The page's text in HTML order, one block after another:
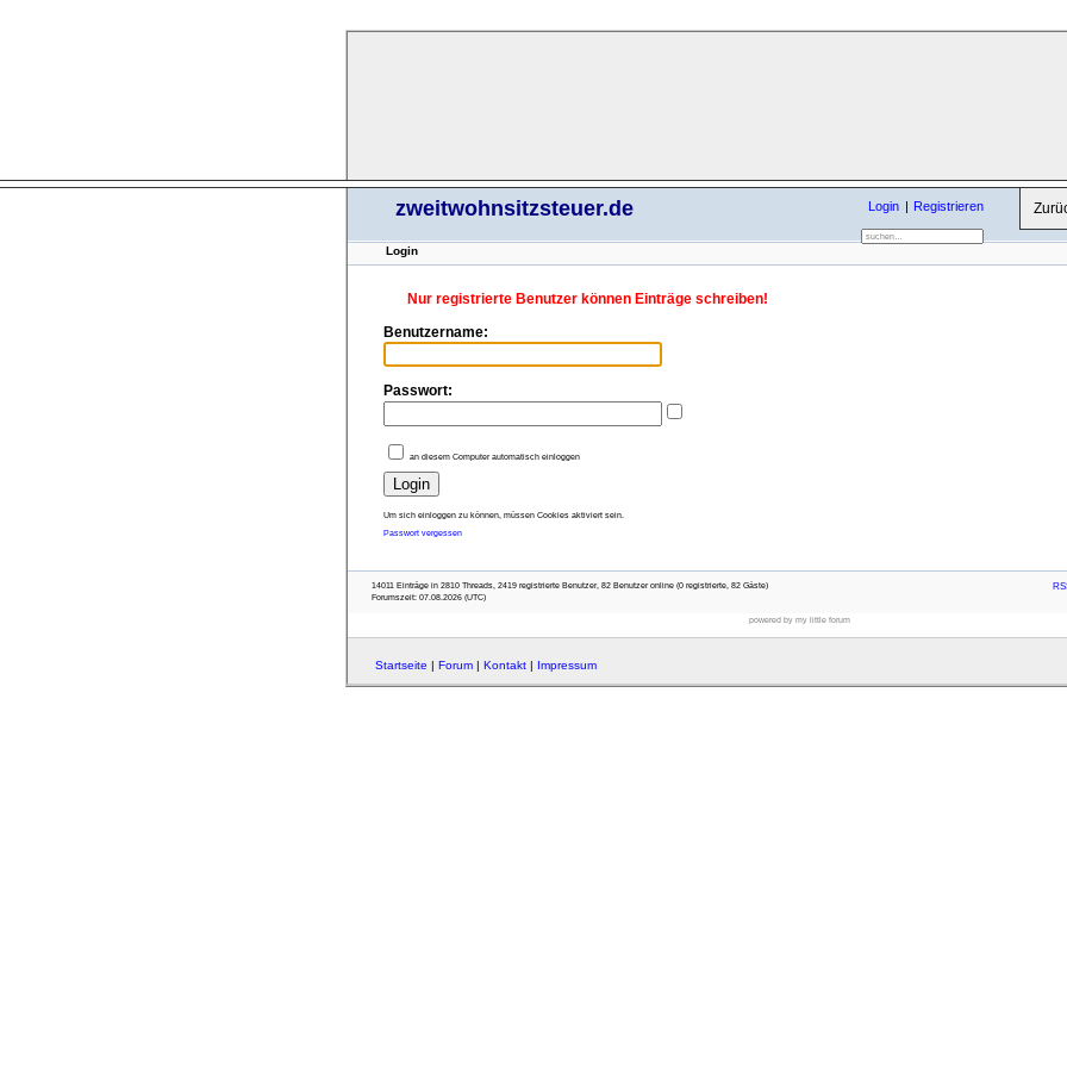
zweitwohnsitzsteuer.de Login Registrieren
Login
Nur registrierte Benutzer können Einträge schreiben!
Benutzername:
Passwort:
an diesem Computer automatisch einloggen
Um sich einloggen zu können, müssen Cookies aktiviert sein.
Passwort vergessen
14011 Einträge in 2810 Threads, 2419 registrierte Benutzer, 82 Benutzer online (0 registrierte, 82 Gäste)
Forumszeit: 07.08.2026 (UTC)
powered by my little forum
Startseite | Forum| Kontakt| Impressum